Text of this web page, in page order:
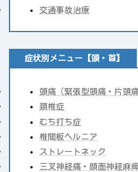
交通事故治療
症状別メニュー【頭・首】
頭痛（緊張型頭痛・片頭痛
頚椎症
むち打ち症
椎間板ヘルニア
ストレートネック
三叉神経痛・顔面神経麻